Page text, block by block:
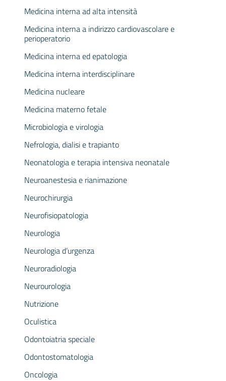
Medicina interna ad alta intensità
Medicina interna a indirizzo cardiovascolare e
perioperatorio
Medicina interna ed epatologia
Medicina interna interdisciplinare
Medicina nucleare
Medicina materno fetale
Microbiologia e virologia
Nefrologia, dialisi e trapianto
Neonatologia e terapia intensiva neonatale
Neuroanestesia e rianimazione
Neurochirurgia
Neurofisiopatologia
Neurologia
Neurologia d’urgenza
Neuroradiologia
Neurourologia
Nutrizione
Oculistica
Odontoiatria speciale
Odontostomatologia
Oncologia